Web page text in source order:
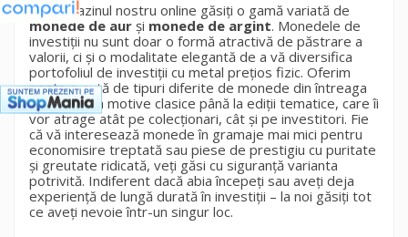
Pemagazinul nostru online găsiți o gamă variată de
monede de aur și monede de argint. Monedele de
investiții nu sunt doar o formă atractivă de păstrare a
valorii, ci și o modalitate elegantă de a vă diversifica
portofoliul de investiții cu metal prețios fizic. Oferim
peste o sută de tipuri diferite de monede din întreaga
lume – de la motive clasice până la ediții tematice, care îi
vor atrage atât pe colecționari, cât și pe investitori. Fie
că vă interesează monede în gramaje mai mici pentru
economisire treptată sau piese de prestigiu cu puritate
și greutate ridicată, veți găsi cu siguranță varianta
potrivită. Indiferent dacă abia începeți sau aveți deja
experiență de lungă durată în investiții – la noi găsiți tot
ce aveți nevoie într-un singur loc.